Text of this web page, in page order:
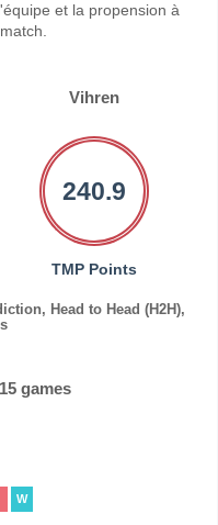
et la propension à
Vihren
240.9
TMP Points
Head to Head (H2H),
games
W